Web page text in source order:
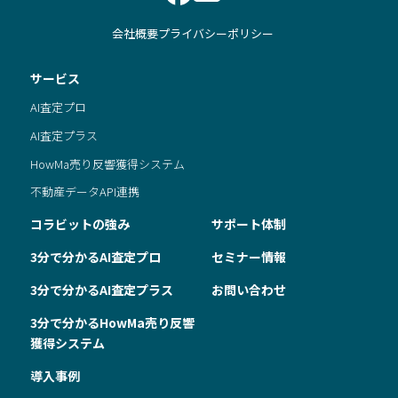
会社概要プライバシーポリシー
サービス
AI査定プロ
AI査定プラス
HowMa売り反響獲得システム
不動産データAPI連携
コラビットの強み
3分で分かるAI査定プロ
3分で分かるAI査定プラス
3分で分かるHowMa売り反響
獲得システム
導入事例
サポート体制
セミナー情報
お問い合わせ